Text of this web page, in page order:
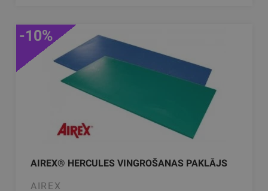
AIREX® HERCULES VINGROŠANAS PAKLĀJS
AIREX
-10%